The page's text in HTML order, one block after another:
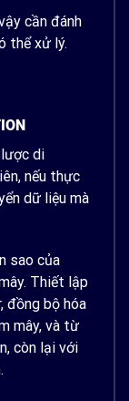
cần đánh
thể xử lý.
di
nếu thực
dữ liệu mà
sao của
Thiết lập
đồng bộ hóa
mây, và từ
còn lại với